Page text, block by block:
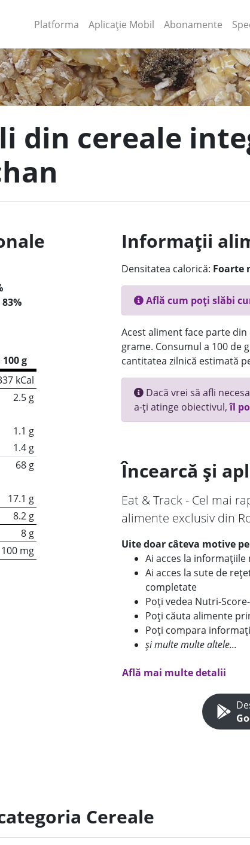
Platforma (current)
Aplicație Mobil (current)
Abonamente
din cereale
83%
100 g
kCal
2.5 g
1.1 g
1.4 g
68 g
17.1 g
8.2 g
8 g
100 mg
Informații
Densitatea calorică: Foarte
Află cum poți slăbi
Acest aliment face parte
grame. Consumul a 100 de
cantitatea zilnică estimată
Dacă vrei să afli
a-ți atinge obiectivul,îl
Încearcă și
Eat & Track - Cel mai
alimente exclusiv din
Uite doar câteva motive
Ai acces la
Ai acces la sute de
completate
Poți vedea Nutri-
Poți căuta alimente
Poți compara
și multe multe altele...
Află mai multe detalii
Cereale